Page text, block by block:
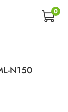
0
N150